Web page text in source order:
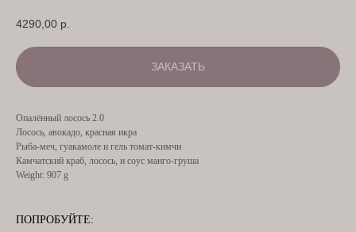
4290,00 р.
ЗАКАЗАТЬ
Опалённый лосось 2.0
Лосось, авокадо, красная икра
Рыба-меч, гуакамоле и гель томат-кимчи
Камчатский краб, лосось, и соус манго-груша
Weight: 907 g
ПОПРОБУЙТЕ: